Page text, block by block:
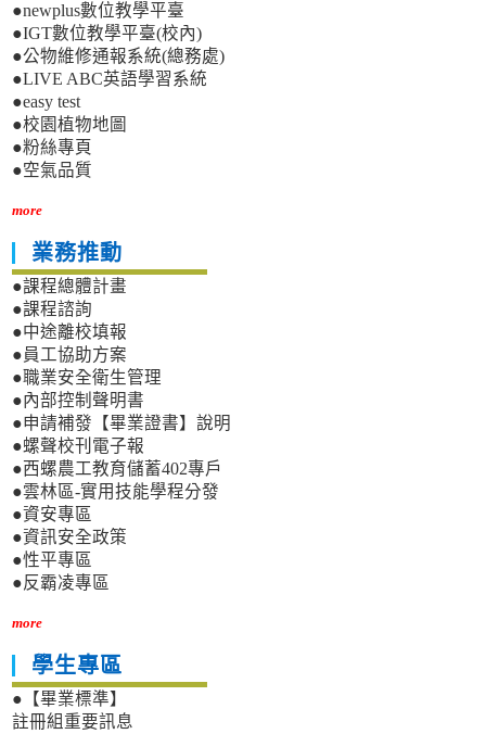
●newplus數位教學平臺
●IGT數位教學平臺(校內)
●公物維修通報系統(總務處)
●LIVE ABC英語學習系統
●easy test
●校園植物地圖
●粉絲專頁
●空氣品質
more
業務推動
●課程總體計畫
●課程諮詢
●中途離校填報
●員工協助方案
●職業安全衛生管理
●內部控制聲明書
●申請補發【畢業證書】說明
●螺聲校刊電子報
●西螺農工教育儲蓄402專戶
●雲林區-實用技能學程分發
●資安專區
●資訊安全政策
●性平專區
●反霸凌專區
more
學生專區
●【畢業標準】
註冊組重要訊息